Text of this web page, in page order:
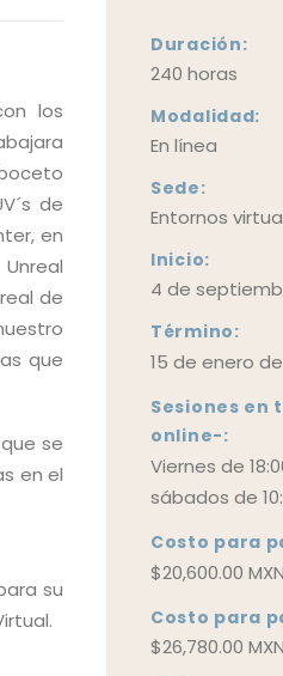
los
de
en
de
que
se
en el
su
Duración:
240 horas
Modalidad:
En línea
Sede:
Entornos
Inicio:
4 de
Término:
15 de enero
Sesiones en
online-:
Viernes de
sábados de
Costo para
$20,600.00 MXN
Costo para
$26,780.00 MXN